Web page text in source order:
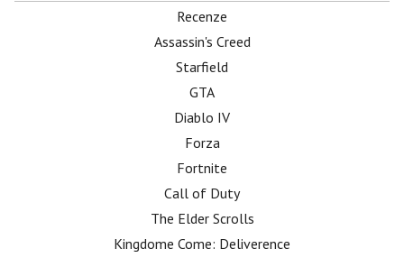
Recenze
Assassin's Creed
Starfield
GTA
Diablo IV
Forza
Fortnite
Call of Duty
The Elder Scrolls
Kingdome Come: Deliverence